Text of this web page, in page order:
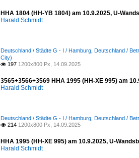
HHA 1804 (HH-YB 1804) am 10.9.2025, U-
Harald Schmidt
Deutschland / Städte G - I / Hamburg Deutschland /
City)
 197 1200x800 Px, 14.09.2025
3565+3566+3569 HHA 1995 (HH-XE 995) am
Harald Schmidt
Deutschland / Städte G - I / Hamburg Deutschland /
 214 1200x800 Px, 14.09.2025
HHA 1995 (HH-XE 995) am 10.9.2025, U-
Harald Schmidt